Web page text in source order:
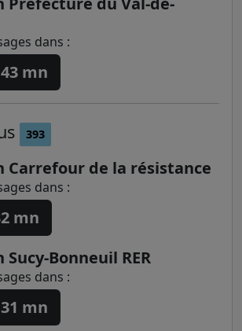
dans :
43 mn
393
Carrefour de la résistance
dans :
mn
Bonneuil RER
dans :
31 mn